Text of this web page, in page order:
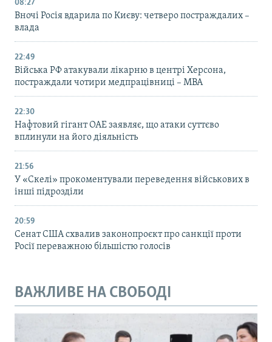
08:27
Вночі Росія вдарила по Києву: четверо постраждалих –
влада
22:49
Війська РФ атакували лікарню в центрі Херсона,
постраждали чотири медпрацівниці – МВА
22:30
Нафтовий гігант ОАЕ заявляє, що атаки суттєво
вплинули на його діяльність
21:56
У «Скелі» прокоментували переведення військових в
інші підрозділи
20:59
Cенат США схвалив законопроєкт про санкції проти
Росії переважною більшістю голосів
ВАЖЛИВЕ НА СВОБОДІ